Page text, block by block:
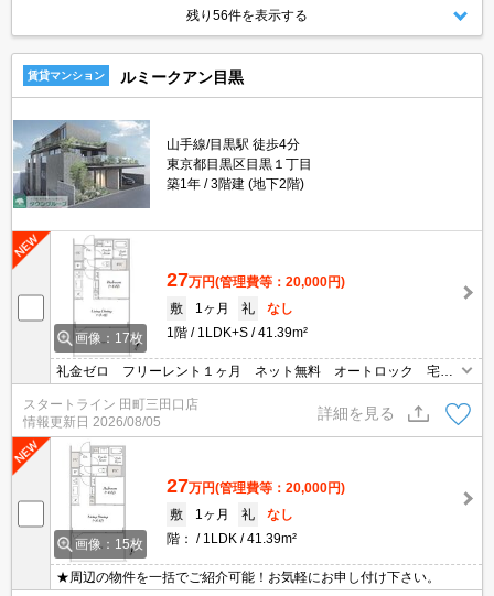
残り56件を表示する
賃貸マンション ルミークアン目黒
山手線/目黒駅 徒歩4分
東京都目黒区目黒１丁目
築1年
3階建 (地下2階)
画像：17枚
27万円(管理費等：20,000円)
敷
1ヶ月 礼
なし
1階
1LDK+S 41.39m²
礼金ゼロ フリーレント１ヶ月 ネット無料 オートロック 宅配
ボックス 浴室乾燥 追焚 食洗機 浄水器
スタートライン 田町三田口店
情報更新日 2026/08/05
詳細を見る
画像：15枚
27万円(管理費等：20,000円)
敷
1ヶ月 礼
なし
階：
1LDK 41.39m²
★周辺の物件を一括でご紹介可能！お気軽にお申し付け下さい。